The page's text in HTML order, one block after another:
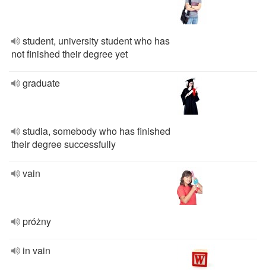
student, university student who has
not finished their degree yet
graduate
studia, somebody who has finished
their degree successfully
vain
próżny
in vain